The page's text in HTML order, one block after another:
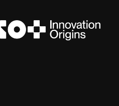
de
inhoud